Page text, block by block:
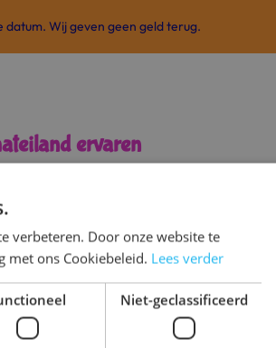
Wij geven geen geld terug.
ervaren
verbeteren. Door onze website te
met ons Cookiebeleid. Lees verder
Niet-geclassificeerd